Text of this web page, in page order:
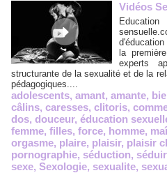
Vidéos
la
experts
structurante de la sexualité et de la
pédagogiques....
adolescents, amant, amante,
câlins, caresses, clitoris,
dos, douceur, éducation
femme, filles, force, homme,
orgasme, plaire, plaisir, plaisir
pornographie, séduction,
sexe, Sexologie, sexualite,